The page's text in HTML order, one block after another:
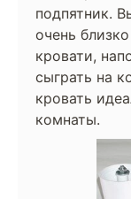
подпятник.
очень
кровати,
сыграть на
кровать
комнаты.